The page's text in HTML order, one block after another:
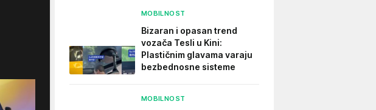
MOBILNOST
Bizaran i opasan trend
vozača Tesli u Kini:
Plastičnim glavama varaju
bezbednosne sisteme
MOBILNOST